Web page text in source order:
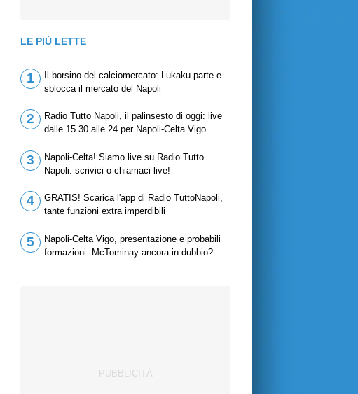
LE PIÙ LETTE
1
Il borsino del calciomercato: Lukaku parte e
sblocca il mercato del Napoli
2
Radio Tutto Napoli, il palinsesto di oggi: live
dalle 15.30 alle 24 per Napoli-Celta Vigo
3
Napoli-Celta! Siamo live su Radio Tutto
Napoli: scrivici o chiamaci live!
4
GRATIS! Scarica l'app di Radio TuttoNapoli,
tante funzioni extra imperdibili
5
Napoli-Celta Vigo, presentazione e probabili
formazioni: McTominay ancora in dubbio?